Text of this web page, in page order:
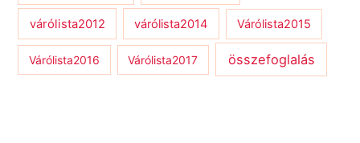
várólista2012 várólista2014 Várólista2015
Várólista2016 Várólista2017 összefoglalás